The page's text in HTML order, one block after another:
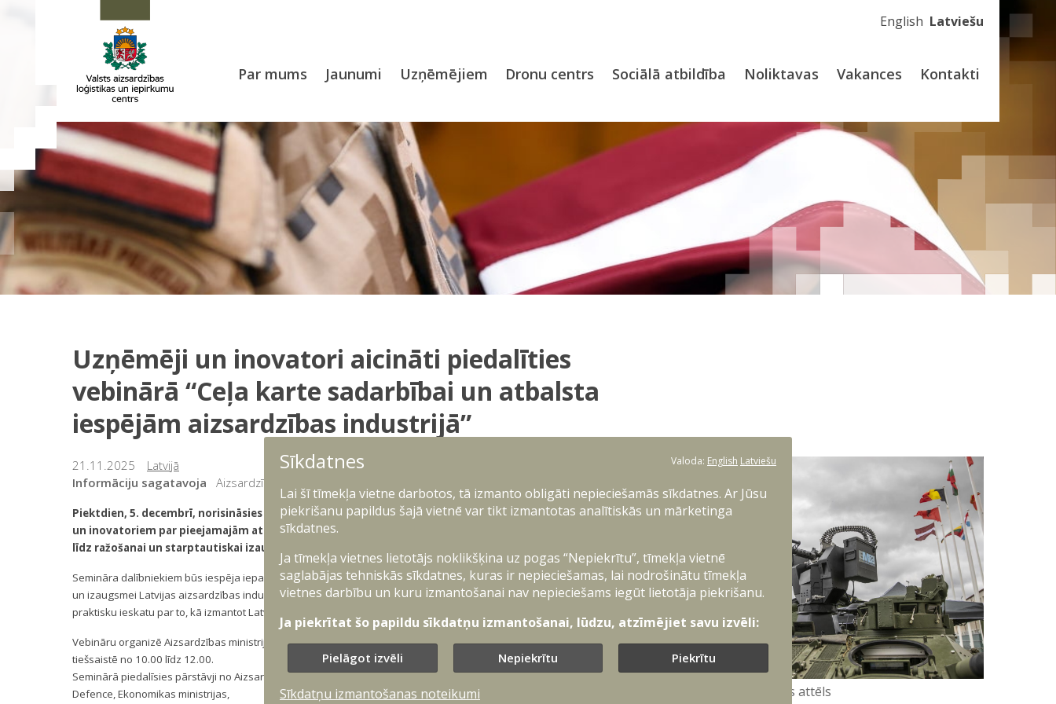
English Latviešu
Par mums Jaunumi Uzņēmējiem Dronu centrs Sociālā atbildība Noliktavas Vakances Kontakti
Uzņēmēji un inovatori aicināti piedalīties
vebinārā “Ceļa karte sadarbībai un atbalsta
iespējām aizsardzības industrijā”
21.11.2025
Latvijā
Informāciju sagatavoja
Aizsardzības ministrijas Preses nodaļa
Piektdien, 5. decembrī, norisināsies tiešsaistes seminārs uzņēmējiem, jaunuzņēmējiem, pētniekiem
un inovatoriem par pieejamajām atbalsta iespējām aizsardzības industrijā – no idejas un prototipa
līdz ražošanai un starptautiskai izaugsmei.
Semināra dalībniekiem būs iespēja iepazīties ar atbalsta programmām un rīkiem, kas domāti uzņēmumu attīstībai
un izaugsmei Latvijas aizsardzības industrijā, kurus atbalsta Aizsardzības ministrija. Tāpat dalībnieki iegūs
praktisku ieskatu par to, kā izmantot Latvijas un Eiropas Savienības instrumentus aizsardzības inovāciju attīstībai.
Vebināru organizē Aizsardzības ministrija sadarbībā ar Latvijas Investīciju un attīstības aģentūru. Tas norisināsies
tiešsaistē no 10.00 līdz 12.00.
Seminārā piedalīsies pārstāvji no Aizsardzības ministrijas, Latvijas Investīciju un attīstības aģentūras, UniLab
Defence, Ekonomikas ministrijas,
VALIC publicitātes attēls
Sīkdatnes Valoda: English Latviešu
Lai šī tīmekļa vietne darbotos, tā izmanto obligāti nepieciešamās sīkdatnes. Ar Jūsu
piekrišanu papildus šajā vietnē var tikt izmantotas analītiskās un mārketinga
sīkdatnes.
Ja tīmekļa vietnes lietotājs noklikšķina uz pogas “Nepiekrītu”, tīmekļa vietnē
saglabājas tehniskās sīkdatnes, kuras ir nepieciešamas, lai nodrošinātu tīmekļa
vietnes darbību un kuru izmantošanai nav nepieciešams iegūt lietotāja piekrišanu.
Ja piekrītat šo papildu sīkdatņu izmantošanai, lūdzu, atzīmējiet savu izvēli:
Pielāgot izvēli Nepiekrītu Piekrītu
Sīkdatņu izmantošanas noteikumi